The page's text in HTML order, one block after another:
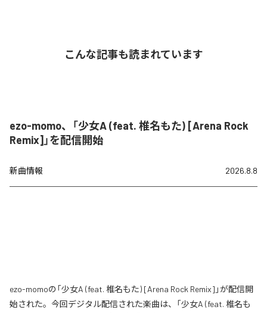
こんな記事も読まれています
ezo-momo、「少女A (feat. 椎名もた) [Arena Rock
Remix]」を配信開始
新曲情報 2026.8.8
ezo-momoの「少女A (feat. 椎名もた) [Arena Rock Remix]」が配信開
始された。今回デジタル配信された楽曲は、「少女A (feat. 椎名も